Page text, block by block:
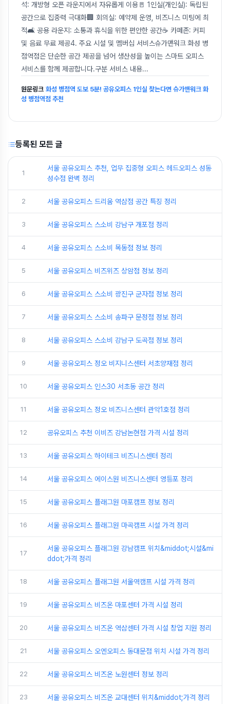
석: 개방형 오픈 라운지에서 자유롭게 이용🚪 1인실(개인실): 독립된
공간으로 집중력 극대화🏢 회의실: 예약제 운영, 비즈니스 미팅에 최
적🛋 공용 라운지: 소통과 휴식을 위한 편안한 공간☕ 카페존: 커피
및 음료 무료 제공4. 주요 시설 및 멤버십 서비스슈가맨워크 화성 병
점역점은 단순한 공간 제공을 넘어 생산성을 높이는 스마트 오피스
서비스를 함께 제공합니다.구분 서비스 내용...
원문링크 화성 병점역 도보 5분! 공유오피스 1인실 찾는다면 슈가맨워크 화
성 병점역점 추천
등록된 모든 글
1
서울 공유오피스 추천, 업무 집중형 오피스 헤드오피스 성동
성수점 완벽 정리
2 서울 공유오피스 드리움 역삼점 공간 특징 정리
3 서울 공유오피스 스소비 강남구 개포점 정리
4 서울 공유오피스 스소비 목동점 정보 정리
5 서울 공유오피스 비즈위즈 상암점 정보 정리
6 서울 공유오피스 스소비 광진구 군자점 정보 정리
7 서울 공유오피스 스소비 송파구 문정점 정보 정리
8 서울 공유오피스 스소비 강남구 도곡점 정보 정리
9 서울 공유오피스 정오 비지니스센터 서초양재점 정리
10 서울 공유오피스 인스30 서초동 공간 정리
11 서울 공유오피스 정오 비즈니스센터 관악1호점 정리
12 공유오피스 추천 이비즈 강남논현점 가격 시설 정리
13 서울 공유오피스 하이테크 비즈니스센터 정리
14 서울 공유오피스 에이스원 비즈니스센터 영등포 정리
15 서울 공유오피스 플래그원 마포캠프 정보 정리
16 서울 공유오피스 플래그원 마곡캠프 시설 가격 정리
17
서울 공유오피스 플래그원 강남캠프 위치&middot;시설&mi
ddot;가격 정리
18 서울 공유오피스 플래그원 서울역캠프 시설 가격 정리
19 서울 공유오피스 비즈온 마포센터 가격 시설 정리
20 서울 공유오피스 비즈온 역삼센터 가격 시설 창업 지원 정리
21 서울 공유오피스 오엔오피스 동대문점 위치 시설 가격 정리
22 서울 공유오피스 비즈온 노원센터 정보 정리
23 서울 공유오피스 비즈온 교대센터 위치&middot;가격 정리